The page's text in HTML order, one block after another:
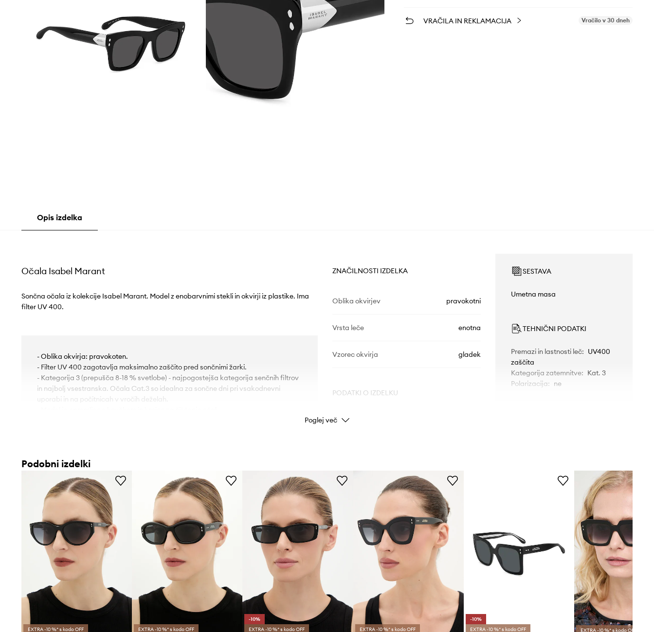
VRAČILA IN REKLAMACIJA Vračilo v 30 dneh
Opis izdelka
Očala Isabel Marant
Sončna očala iz kolekcije Isabel Marant. Model z enobarvnimi stekli in okvirji iz plastike. Ima
filter UV 400.
- Oblika okvirja: pravokoten.
- Filter UV 400 zagotavlja maksimalno zaščito pred sončnimi žarki.
- Kategorija 3 (prepušča 8-18 % svetlobe) - najpogostejša kategorija senčnih filtrov
in najbolj vsestranska. Očala Cat.3 so idealna za sončne dni pri vsakodnevni
uporabi in na počitnicah v vročih deželah.
ZNAČILNOSTI IZDELKA
Oblika okvirjev pravokotni
Vrsta leče enotna
Vzorec okvirja gladek
PODATKI O IZDELKU
Koda izdelka
Barva
Isabel Marant
ID izdelka
SESTAVA
Umetna masa
TEHNIČNI PODATKI
Premazi in lastnosti leč: UV400
zaščita
Kategorija zatemnitve: Kat. 3
Polarizacija: ne
Poglej več
Podobni izdelki
EXTRA -10 %* s kodo OFF EXTRA -10 %* s kodo OFF
-10%
EXTRA -10 %* s kodo OFF
EXTRA -10 %* s kodo OFF
-10%
EXTRA -10 %* s kodo OFF
EXTRA -10 %* s kodo OFF